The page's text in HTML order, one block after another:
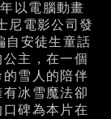
以電腦動畫
尼電影公司發
自安徒生童話
主，在一個
雪人的陪伴
冰雪魔法卻
碑為本片在